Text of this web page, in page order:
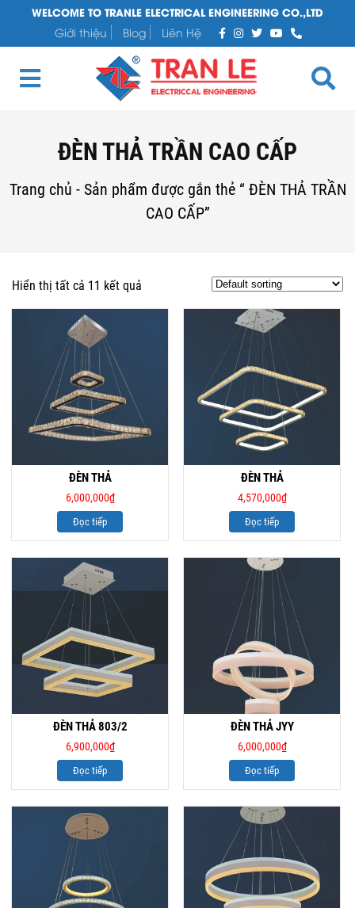
WELCOME TO TRANLE ELECTRICAL ENGINEERING CO.,LTD
Giới thiệu
Blog Liên Hệ
ĐÈN THẢ TRẦN CAO CẤP
Trang chủ - Sản phẩm được gắn thẻ “ ĐÈN THẢ TRẦN
CAO CẤP”
Hiển thị tất cả 11 kết quả
ĐÈN THẢ
6,000,000₫
Đọc tiếp
ĐÈN THẢ
4,570,000₫
Đọc tiếp
ĐÈN THẢ 803/2
6,900,000₫
Đọc tiếp
ĐÈN THẢ JYY
6,000,000₫
Đọc tiếp